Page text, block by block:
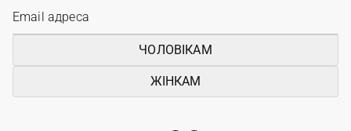
ЧОЛОВІКАМ
ЖІНКАМ